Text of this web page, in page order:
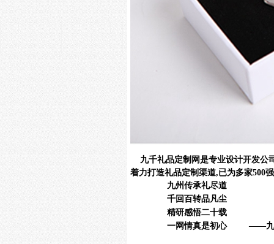
九千礼品定制网是专业设计开发公
着力打造礼品定制渠道,已为多家500
九州传承礼尽道
千回百转品凡尘
精研感悟二十载
一网情真是初心——